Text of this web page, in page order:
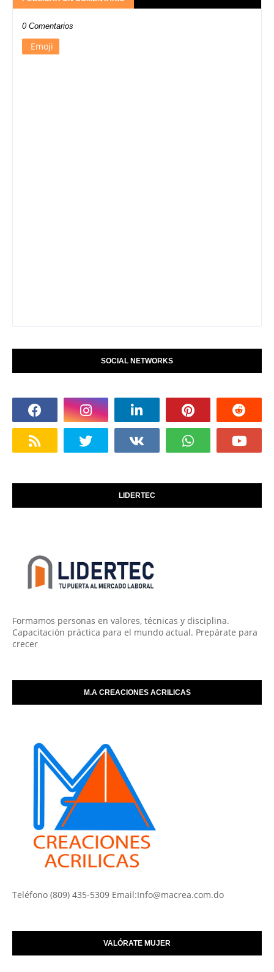
0 Comentarios
Emoji
SOCIAL NETWORKS
LIDERTEC
Formamos personas en valores, técnicas y disciplina.
Capacitación práctica para el mundo actual. Prepárate para
crecer
M.A CREACIONES ACRILICAS
Teléfono (809) 435-5309 Email:Info@macrea.com.do
VALÓRATE MUJER